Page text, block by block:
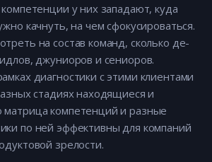
у них западают, куда
качнуть, на чем сфокусироваться.
на состав команд, сколько де-
джуниоров и сениоров.
диагностики с этими клиентами
стадиях находящиеся и
компетенций и разные
по ней эффективны для компаний
зрелости.